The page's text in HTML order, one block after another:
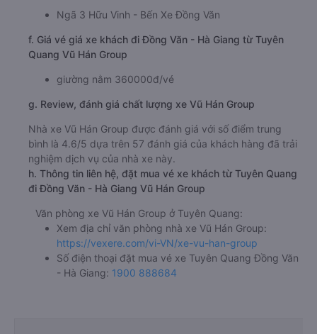
Ngã 3 Hữu Vinh - Bến Xe Đồng Văn
f. Giá vé giá xe khách đi Đồng Văn - Hà Giang từ Tuyên
Quang Vũ Hán Group
giường nằm 360000đ/vé
g. Review, đánh giá chất lượng xe Vũ Hán Group
Nhà xe Vũ Hán Group được đánh giá với số điểm trung
bình là 4.6/5 dựa trên 57 đánh giá của khách hàng đã trải
nghiệm dịch vụ của nhà xe này.
h. Thông tin liên hệ, đặt mua vé xe khách từ Tuyên Quang
đi Đồng Văn - Hà Giang Vũ Hán Group
Văn phòng xe Vũ Hán Group ở Tuyên Quang:
Xem địa chỉ văn phòng nhà xe Vũ Hán Group:
https://vexere.com/vi-VN/xe-vu-han-group
Số điện thoại đặt mua vé xe Tuyên Quang Đồng Văn
- Hà Giang: 1900 888684